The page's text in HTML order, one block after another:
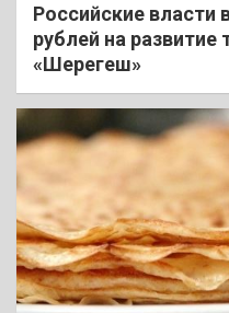
Российские
рублей на развитие
«Шерегеш»